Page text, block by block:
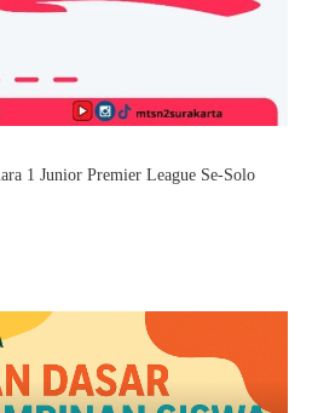
1 Junior Premier League Se-Solo